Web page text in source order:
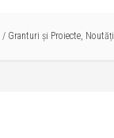
/ Granturi și Proiecte, Noutăți